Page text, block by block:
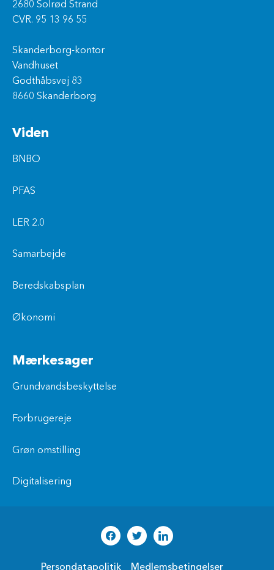
2680 Solrød Strand
CVR. 95 13 96 55
Skanderborg-kontor
Vandhuset
Godthåbsvej 83
8660 Skanderborg
Viden
BNBO
PFAS
LER 2.0
Samarbejde
Beredskabsplan
Økonomi
Mærkesager
Grundvandsbeskyttelse
Forbrugereje
Grøn omstilling
Digitalisering
Persondatapolitik Medlemsbetingelser